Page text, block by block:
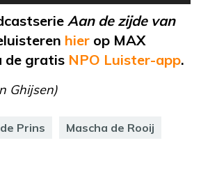
Aan de zijde van
hier op MAX
de gratis NPO Luister-app.
Ghijsen)
Prins Mascha de Rooij